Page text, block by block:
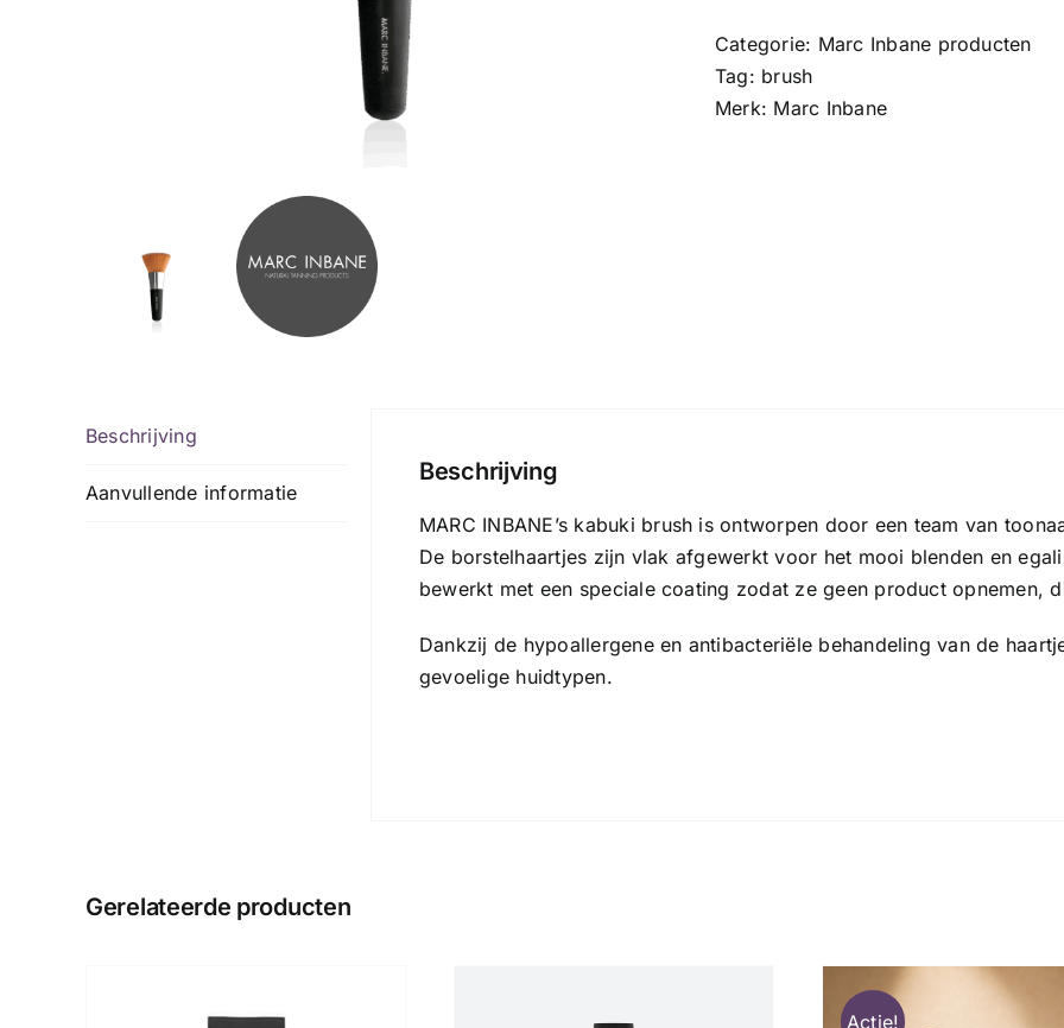
Categorie: Marc Inbane producten
Tag: brush
Merk: Marc Inbane
Beschrijving
Aanvullende informatie
Beschrijving
MARC INBANE’s kabuki brush is ontworpen door een team van
De borstelhaartjes zijn vlak afgewerkt voor het mooi blenden en
bewerkt met een speciale coating zodat ze geen product opnemen,
Dankzij de hypoallergene en antibacteriële behandeling van de
gevoelige huidtypen.
Gerelateerde producten
Actie!